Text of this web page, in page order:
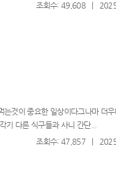
조회수: 49,608
는것이 중요한 일상이다그나마 더
기 다른 식구들과 사니 간단...
조회수: 47,857